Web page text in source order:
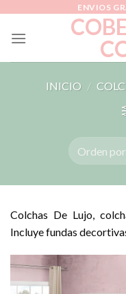
content
ENVIOS
INICIO /
Colchas De Lujo,
Incluye fundas